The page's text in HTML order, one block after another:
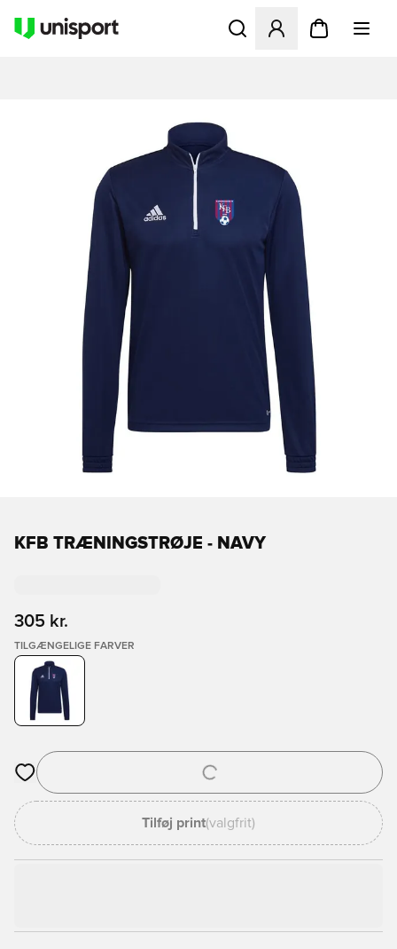
Åbner en Modal til at
KFB TRÆNINGSTRØJE - NAVY
305 kr.
TILGÆNGELIGE FARVER
Åbner en Modal til at logge ind eller tilmelde dig som medlem
Tilføj print(valgfrit)